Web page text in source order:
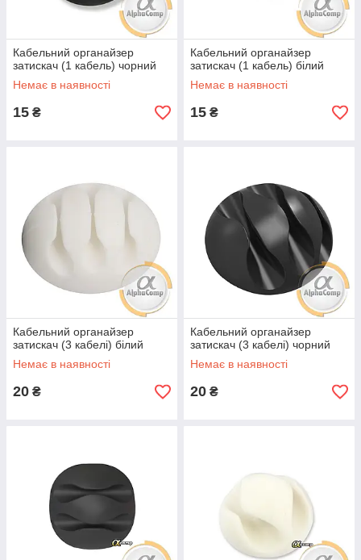
Кабельний органайзер
затискач (1 кабель) чорний
Немає в наявності
15 ₴
Кабельний органайзер
затискач (1 кабель) білий
Немає в наявності
15 ₴
Кабельний органайзер
затискач (3 кабелі) білий
Немає в наявності
20 ₴
Кабельний органайзер
затискач (3 кабелі) чорний
Немає в наявності
20 ₴